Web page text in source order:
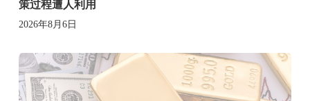
策过程遭人利用
2026年8月6日